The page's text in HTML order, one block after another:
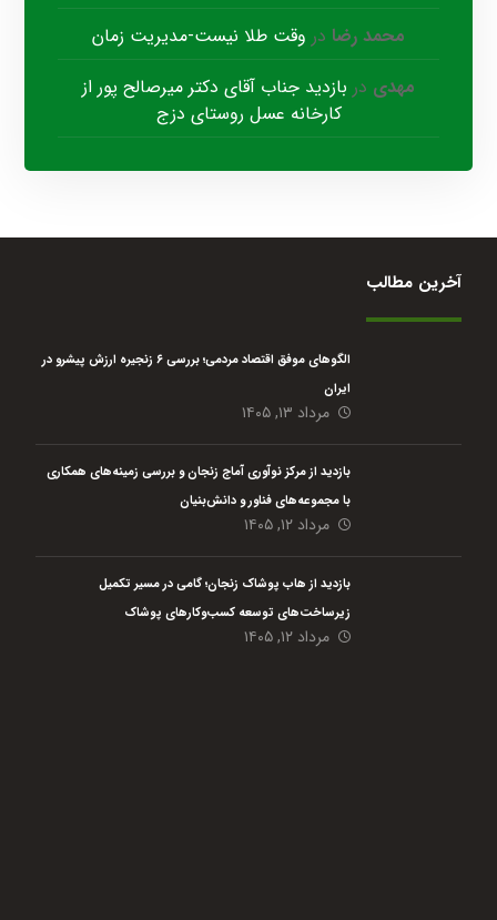
محمد رضا در وقت طلا نیست-مدیریت زمان
مهدی در بازدید جناب آقای دکتر میرصالح پور از
کارخانه عسل روستای دزج
آخرین مطالب
الگوهای موفق اقتصاد مردمی؛ بررسی ۶ زنجیره ارزش پیشرو در
ایران
مرداد ۱۳, ۱۴۰۵
بازدید از مرکز نوآوری آماج زنجان و بررسی زمینه‌های همکاری
با مجموعه‌های فناور و دانش‌بنیان
مرداد ۱۲, ۱۴۰۵
بازدید از هاب پوشاک زنجان؛ گامی در مسیر تکمیل
زیرساخت‌های توسعه کسب‌وکارهای پوشاک
مرداد ۱۲, ۱۴۰۵